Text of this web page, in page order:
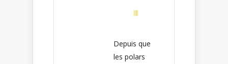
Depuis que
les polars